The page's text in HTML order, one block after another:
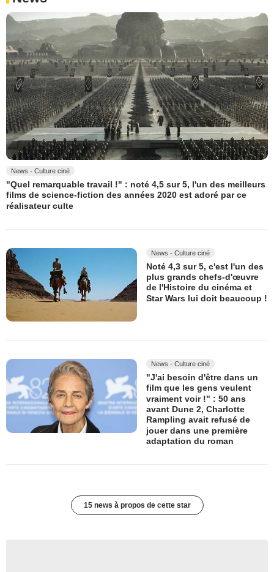
News - Culture ciné
"Quel remarquable travail !" : noté 4,5 sur 5, l'un des meilleurs
films de science-fiction des années 2020 est adoré par ce
réalisateur culte
News - Culture ciné
Noté 4,3 sur 5, c'est l'un des
plus grands chefs-d'œuvre
de l'Histoire du cinéma et
Star Wars lui doit beaucoup !
News - Culture ciné
"J'ai besoin d'être dans un
film que les gens veulent
vraiment voir !" : 50 ans
avant Dune 2, Charlotte
Rampling avait refusé de
jouer dans une première
adaptation du roman
15 news à propos de cette star